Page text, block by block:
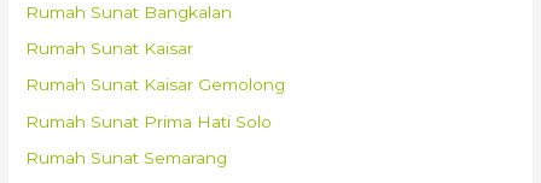
Rumah Sunat Bangkalan
Rumah Sunat Kaisar
Rumah Sunat Kaisar Gemolong
Rumah Sunat Prima Hati Solo
Rumah Sunat Semarang